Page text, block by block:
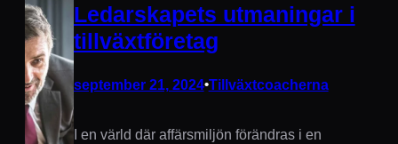
Ledarskapets utmaningar i
tillväxtföretag
september 21, 2024•Tillväxtcoacherna
I en värld där affärsmiljön förändras i en